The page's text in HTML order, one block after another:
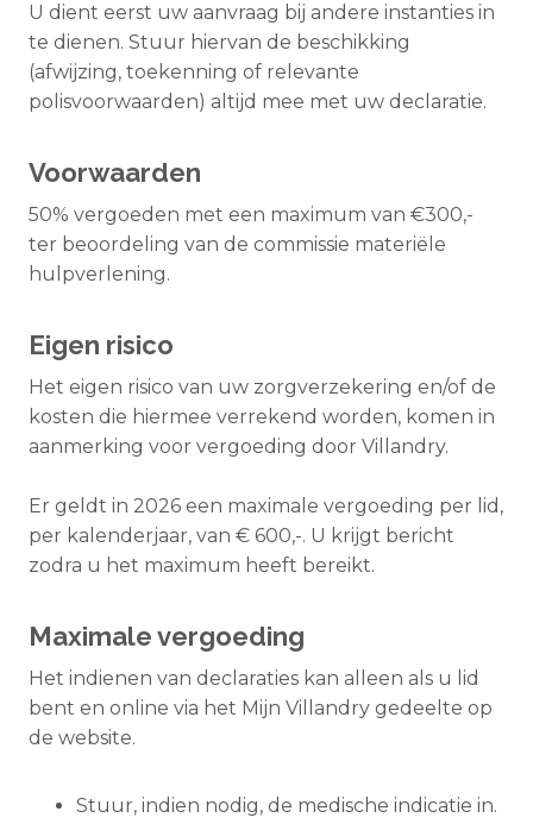
U dient eerst uw aanvraag bij andere instanties in
te dienen. Stuur hiervan de beschikking
(afwijzing, toekenning of relevante
polisvoorwaarden) altijd mee met uw declaratie.
Voorwaarden
50% vergoeden met een maximum van €300,-
ter beoordeling van de commissie materiële
hulpverlening.
Eigen risico
Het eigen risico van uw zorgverzekering en/of de
kosten die hiermee verrekend worden, komen in
aanmerking voor vergoeding door Villandry.
Er geldt in 2026 een maximale vergoeding per lid,
per kalenderjaar, van € 600,-. U krijgt bericht
zodra u het maximum heeft bereikt.
Maximale vergoeding
Het indienen van declaraties kan alleen als u lid
bent en online via het Mijn Villandry gedeelte op
de website.
Stuur, indien nodig, de medische indicatie in.